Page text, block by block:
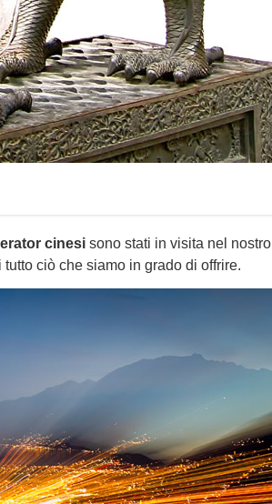
cinesi sono stati in visita nel nostro
ciò che siamo in grado di offrire.